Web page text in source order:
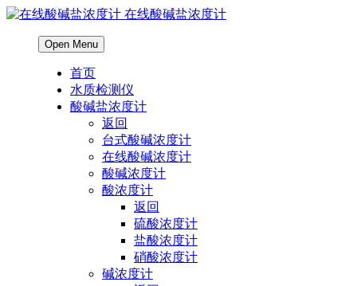
在线酸碱盐浓度计
Open Menu
首页
水质检测仪
酸碱盐浓度计
返回
台式酸碱浓度计
在线酸碱浓度计
酸碱浓度计
酸浓度计
返回
硫酸浓度计
盐酸浓度计
硝酸浓度计
碱浓度计